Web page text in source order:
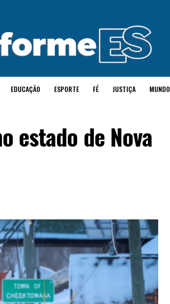
EDUCAÇÃO ESPORTE FÉ JUSTIÇA MUNDO
estado de Nova